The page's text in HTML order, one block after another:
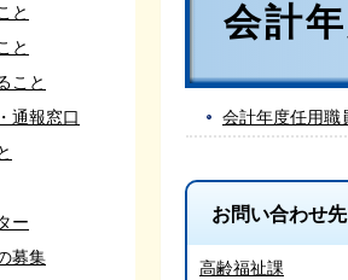
と
と
こと
通報窓口
ー
募集
会計
会計年度任用
お問い合わせ先
高齢福祉課